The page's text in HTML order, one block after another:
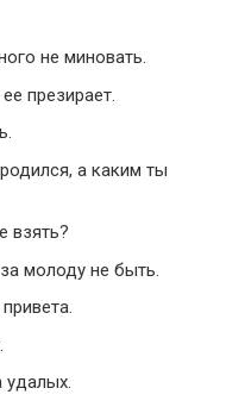
не миновать.
презирает.
а каким ты
взять?
молоду не быть.
удалых.